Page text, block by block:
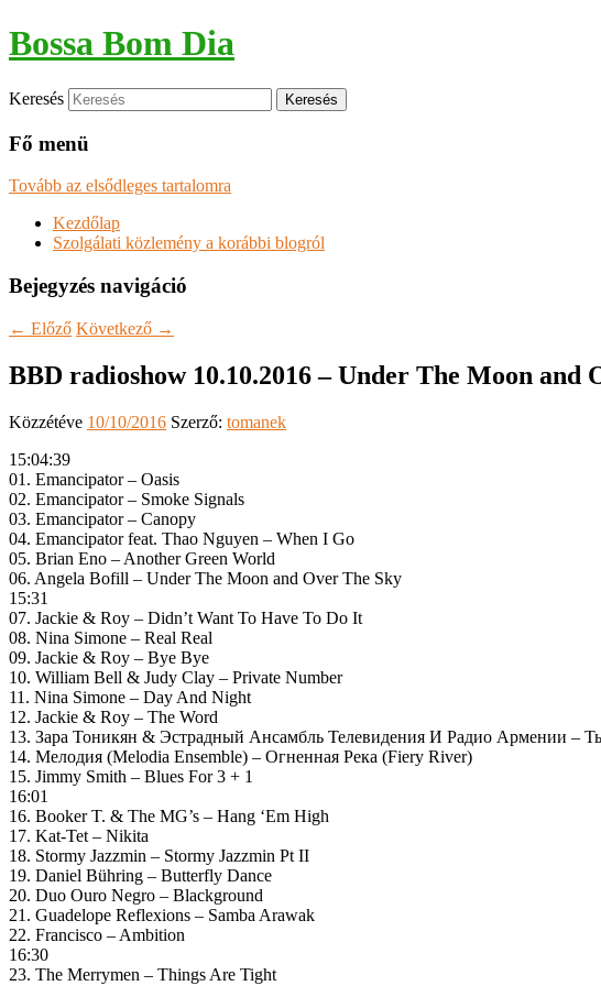
Bossa Bom Dia
Keresés
Fő menü
Tovább az elsődleges tartalomra
Kezdőlap
Szolgálati közlemény a korábbi blogról
Bejegyzés navigáció
← Előző Következő →
BBD radioshow 10.10.2016 – Under The Moon and
Közzétéve 10/10/2016 Szerző: tomanek
15:04:39
01. Emancipator – Oasis
02. Emancipator – Smoke Signals
03. Emancipator – Canopy
04. Emancipator feat. Thao Nguyen – When I Go
05. Brian Eno – Another Green World
06. Angela Bofill – Under The Moon and Over The Sky
15:31
07. Jackie & Roy – Didn’t Want To Have To Do It
08. Nina Simone – Real Real
09. Jackie & Roy – Bye Bye
10. William Bell & Judy Clay – Private Number
11. Nina Simone – Day And Night
12. Jackie & Roy – The Word
13. Зара Тоникян & Эстрадный Ансамбль Телевидения И Радио Армении –
14. Мелодия (Melodia Ensemble) – Огненная Река (Fiery River)
15. Jimmy Smith – Blues For 3 + 1
16:01
16. Booker T. & The MG’s – Hang ‘Em High
17. Kat-Tet – Nikita
18. Stormy Jazzmin – Stormy Jazzmin Pt II
19. Daniel Bühring – Butterfly Dance
20. Duo Ouro Negro – Blackground
21. Guadelope Reflexions – Samba Arawak
22. Francisco – Ambition
16:30
23. The Merrymen – Things Are Tight